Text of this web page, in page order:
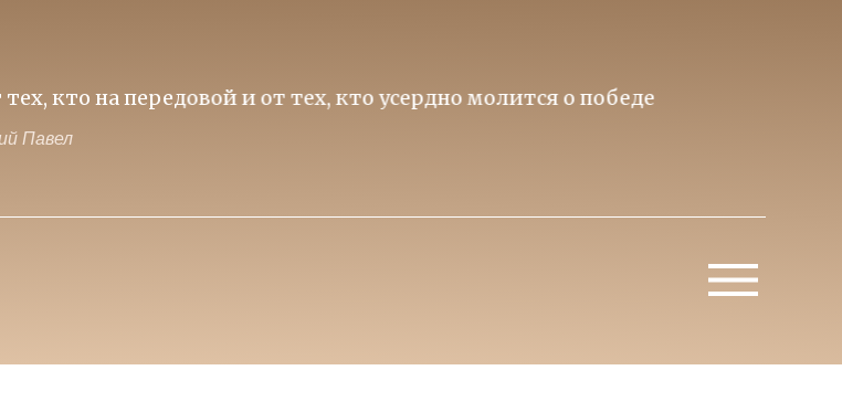
кто на передовой и от тех, кто усердно молится о победе